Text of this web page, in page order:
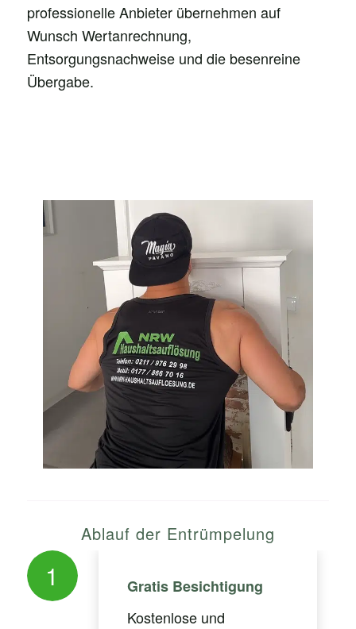
professionelle Anbieter übernehmen auf
Wunsch Wertanrechnung,
Entsorgungsnachweise und die besenreine
Übergabe.
Ablauf der Entrümpelung
1
Gratis Besichtigung
Kostenlose und